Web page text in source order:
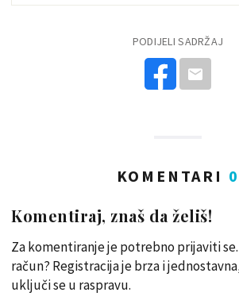
PODIJELI SADRŽAJ
KOMENTARI 0
Komentiraj, znaš da želiš!
Za komentiranje je potrebno prijaviti
račun? Registracija je brza i
uključi se u raspravu.